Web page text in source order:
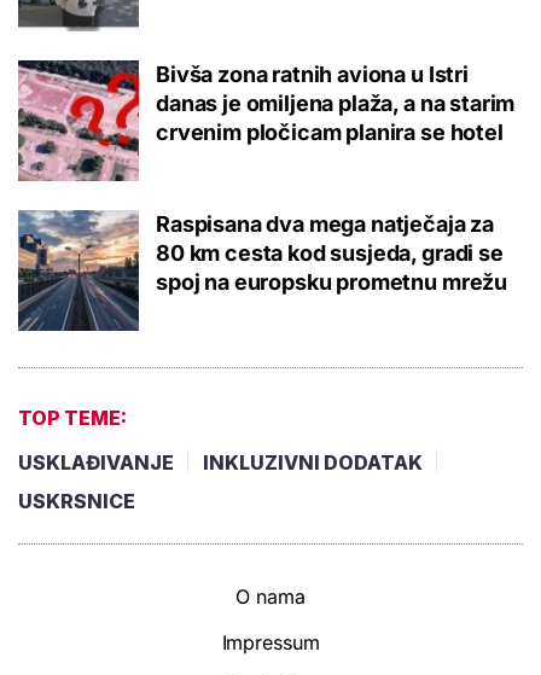
Bivša zona ratnih aviona u Istri
danas je omiljena plaža, a na starim
crvenim pločicam planira se hotel
Raspisana dva mega natječaja za
80 km cesta kod susjeda, gradi se
spoj na europsku prometnu mrežu
TOP TEME:
USKLAĐIVANJE
INKLUZIVNI DODATAK
USKRSNICE
O nama
Impressum